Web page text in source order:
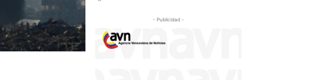
- Publicidad -